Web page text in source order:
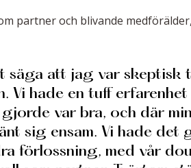
partner och blivande
säga att jag var skeptisk
Vi hade en tuff
var bra, och där
sig ensam. Vi hade
förlossning, med vår